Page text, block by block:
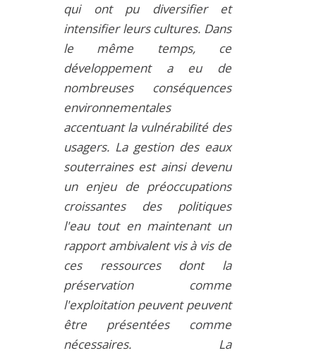
qui ont pu diversifier et
intensifier leurs cultures. Dans
le même temps, ce
développement a eu de
nombreuses conséquences
environnementales
accentuant la vulnérabilité des
usagers. La gestion des eaux
souterraines est ainsi devenu
un enjeu de préoccupations
croissantes des politiques
l'eau tout en maintenant un
rapport ambivalent vis à vis de
ces ressources dont la
préservation comme
l'exploitation peuvent peuvent
être présentées comme
nécessaires. La